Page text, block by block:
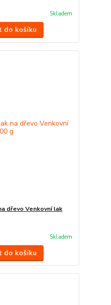
Skladem
do košíku
dřevo Venkovní lak
Skladem
do košíku